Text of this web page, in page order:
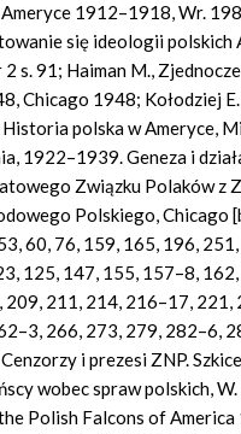
1912–1918, Wr.
się ideologii polskich
s. 91; Haiman M.,
Chicago 1948; Kołodziej
polska w Ameryce,
1922–1939. Geneza i
Związku Polaków z
Polskiego, Chicago
60, 76, 159, 165, 196,
125, 147, 155, 157–8,
211, 214, 216–17, 221,
266, 273, 279, 282–6,
i prezesi ZNP.
wobec spraw polskich,
Polish Falcons of